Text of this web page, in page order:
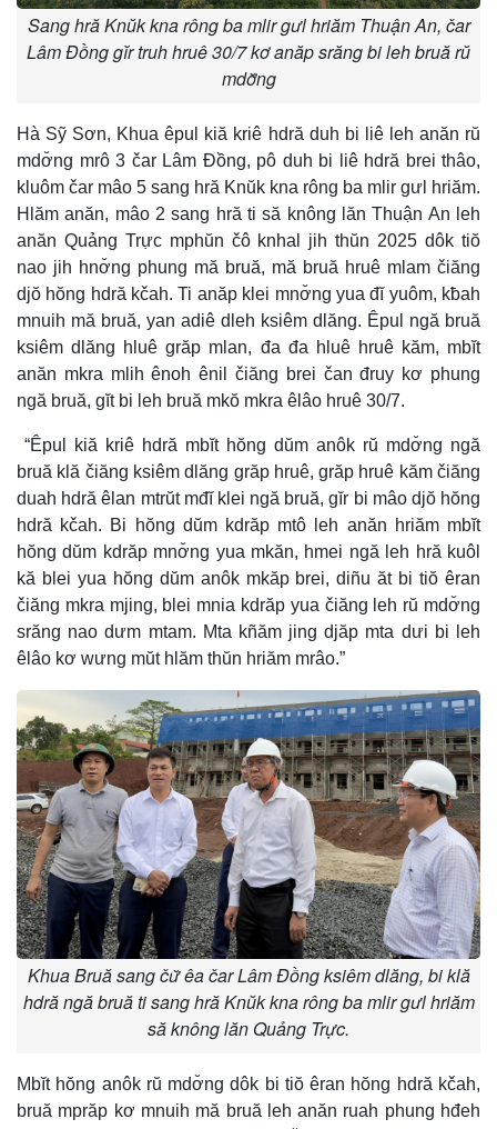
Sang hră Knŭk kna rông ba mlir gưl hriăm Thuận An, čar
Lâm Đồng gĭr truh hruê 30/7 kơ anăp srăng bi leh bruă rŭ
mdơ̆ng
Hà Sỹ Sơn, Khua êpul kiă kriê hdră duh bi liê leh anăn rŭ
mdơ̆ng mrô 3 čar Lâm Đồng, pô duh bi liê hdră brei thâo,
kluôm čar mâo 5 sang hră Knŭk kna rông ba mlir gưl hriăm.
Hlăm anăn, mâo 2 sang hră ti să knông lăn Thuận An leh
anăn Quảng Trực mphŭn čô knhal jih thŭn 2025 dôk tiŏ
nao jih hnơ̆ng phung mă bruă, mă bruă hruê mlam čiăng
djŏ hŏng hdră kčah. Ti anăp klei mnơ̆ng yua đĭ yuôm, kƀah
mnuih mă bruă, yan adiê dleh ksiêm dlăng. Êpul ngă bruă
ksiêm dlăng hluê grăp mlan, đa đa hluê hruê kăm, mbĭt
anăn mkra mlih ênoh ênil čiăng brei čan đruy kơ phung
ngă bruă, gĭt bi leh bruă mkŏ mkra êlâo hruê 30/7.
“Êpul kiă kriê hdră mbĭt hŏng dŭm anôk rŭ mdơ̆ng ngă
bruă klă čiăng ksiêm dlăng grăp hruê, grăp hruê kăm čiăng
duah hdră êlan mtrŭt mđĭ klei ngă bruă, gĭr bi mâo djŏ hŏng
hdră kčah. Bi hŏng dŭm kdrăp mtô leh anăn hriăm mbĭt
hŏng dŭm kdrăp mnơ̆ng yua mkăn, hmei ngă leh hră kuôl
kă blei yua hŏng dŭm anôk mkăp brei, diñu ăt bi tiŏ êran
čiăng mkra mjing, blei mnia kdrăp yua čiăng leh rŭ mdơ̆ng
srăng nao dưm mtam. Mta kñăm jing djăp mta dưi bi leh
êlâo kơ wưng mŭt hlăm thŭn hriăm mrâo.”
Khua Bruă sang čư̆ êa čar Lâm Đồng ksiêm dlăng, bi klă
hdră ngă bruă ti sang hră Knŭk kna rông ba mlir gưl hriăm
să knông lăn Quảng Trực.
Mbĭt hŏng anôk rŭ mdơ̆ng dôk bi tiŏ êran hŏng hdră kčah,
bruă mprăp kơ mnuih mă bruă leh anăn ruah phung hđeh